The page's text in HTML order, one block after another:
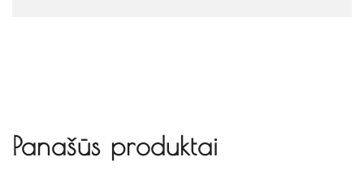
Panašūs produktai